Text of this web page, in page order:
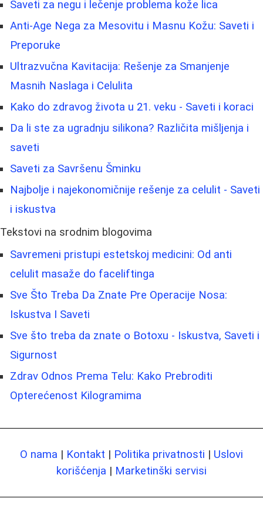
Saveti za negu i lečenje problema kože lica
Anti-Age Nega za Mesovitu i Masnu Kožu: Saveti i
Preporuke
Ultrazvučna Kavitacija: Rešenje za Smanjenje
Masnih Naslaga i Celulita
Kako do zdravog života u 21. veku - Saveti i koraci
Da li ste za ugradnju silikona? Različita mišljenja i
saveti
Saveti za Savršenu Šminku
Najbolje i najekonomičnije rešenje za celulit - Saveti
i iskustva
Tekstovi na srodnim blogovima
Savremeni pristupi estetskoj medicini: Od anti
celulit masaže do faceliftinga
Sve Što Treba Da Znate Pre Operacije Nosa:
Iskustva I Saveti
Sve što treba da znate o Botoxu - Iskustva, Saveti i
Sigurnost
Zdrav Odnos Prema Telu: Kako Prebroditi
Opterećenost Kilogramima
O nama | Kontakt | Politika privatnosti | Uslovi
korišćenja | Marketinški servisi